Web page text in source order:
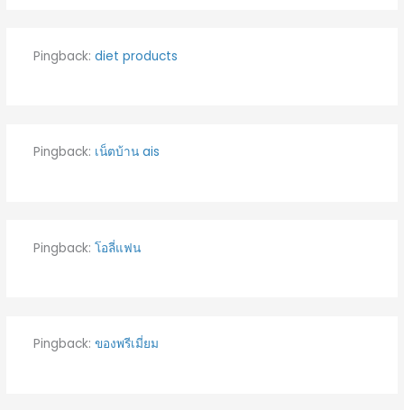
Pingback: diet products
Pingback: เน็ตบ้าน ais
Pingback: โอลี่แฟน
Pingback: ของพรีเมี่ยม